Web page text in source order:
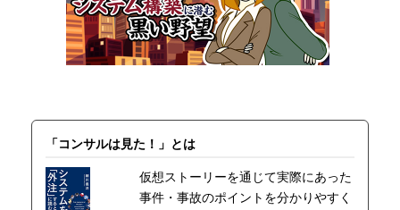
「コンサルは見た！」とは
仮想ストーリーを通じて実際にあった
事件・事故のポイントを分かりやすく